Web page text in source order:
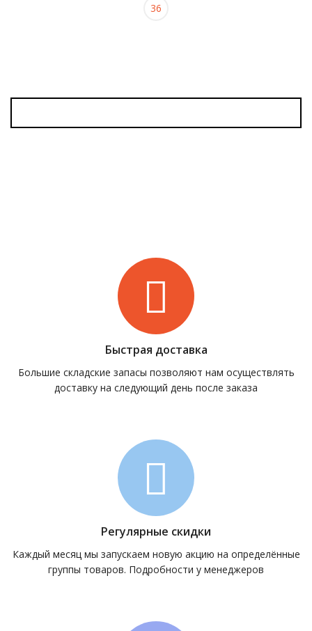
36
Быстрая доставка
Большие складские запасы позволяют нам осуществлять
доставку на следующий день после заказа
Регулярные скидки
Каждый месяц мы запускаем новую акцию на определённые
группы товаров. Подробности у менеджеров